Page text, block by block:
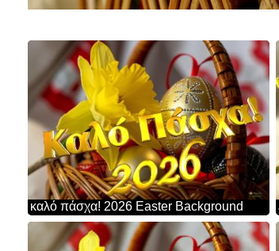
καλό πάσχα! 2026 Easter Background